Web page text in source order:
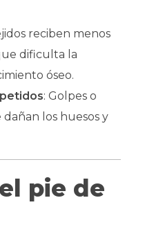
reciben menos
dificulta la
óseo.
: Golpes o
los huesos y
pie de